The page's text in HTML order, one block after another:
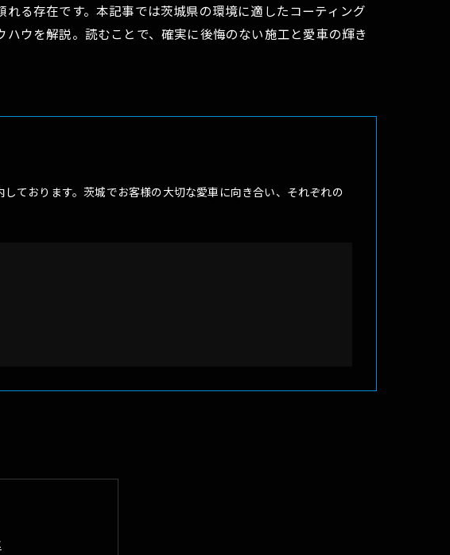
る存在です。本記事では茨城県の環境に適したコーティング
ウを解説。読むことで、確実に後悔のない施工と愛車の輝き
ております。茨城でお客様の大切な愛車に向き合い、それぞれの